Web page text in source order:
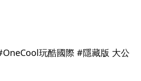
玩酷國際 #隱藏版 大公